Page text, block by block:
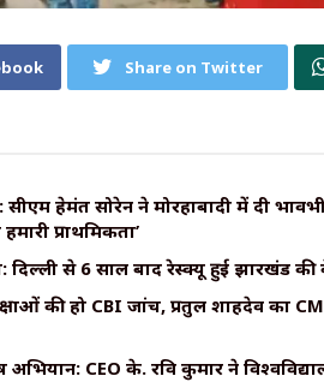
Share on Twitter
हेमंत सोरेन ने मोरहाबादी में दी
प्राथमिकता’
दिल्ली से 6 साल बाद रेस्क्यू हुई झारखंड की
की हो CBI जांच, प्रतुल शाहदेव का
CEO के. रवि कुमार ने